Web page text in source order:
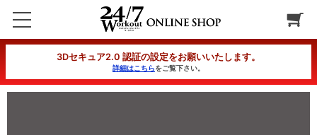
【入会金無料】クイックダイエットコース 5カ月コース 分割1回目
3Dセキュア2.0 認証の設定をお願いいたします。
詳細はこちらをご覧下さい。